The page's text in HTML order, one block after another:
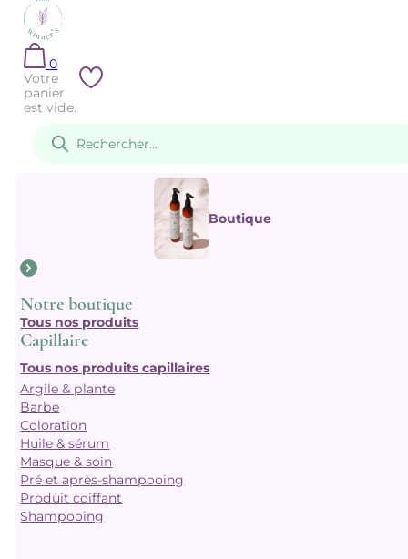
0
Votre
panier
est vide.
produits
Boutique
Notre boutique
Tous nos produits
Capillaire
Tous nos produits capillaires
Argile & plante
Barbe
Coloration
Huile & sérum
Masque & soin
Pré et après-shampooing
Produit coiffant
Shampooing